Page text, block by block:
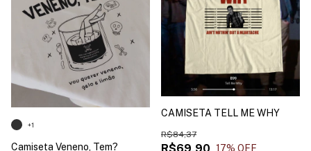
Camiseta Veneno, Tem?
+1
CAMISETA TELL ME WHY
R$84,37
17% OFF